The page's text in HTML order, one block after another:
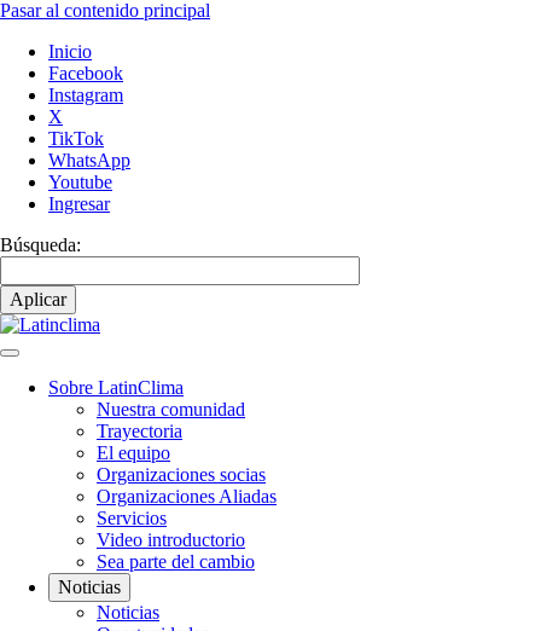
Pasar al contenido principal
Inicio
Facebook
Instagram
X
TikTok
WhatsApp
Youtube
Ingresar
Búsqueda:
Navegación
Sobre LatinClima
Nuestra comunidad
Trayectoria
El equipo
Organizaciones socias
Organizaciones Aliadas
Servicios
Video introductorio
Sea parte del cambio
Noticias
Noticias